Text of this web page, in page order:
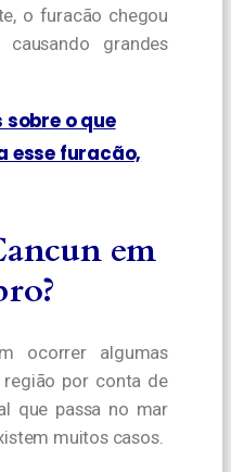
o furacão chegou
grandes
sobre o que
esse furacão,
em
ocorrer algumas
por conta de
que passa no mar
muitos casos.